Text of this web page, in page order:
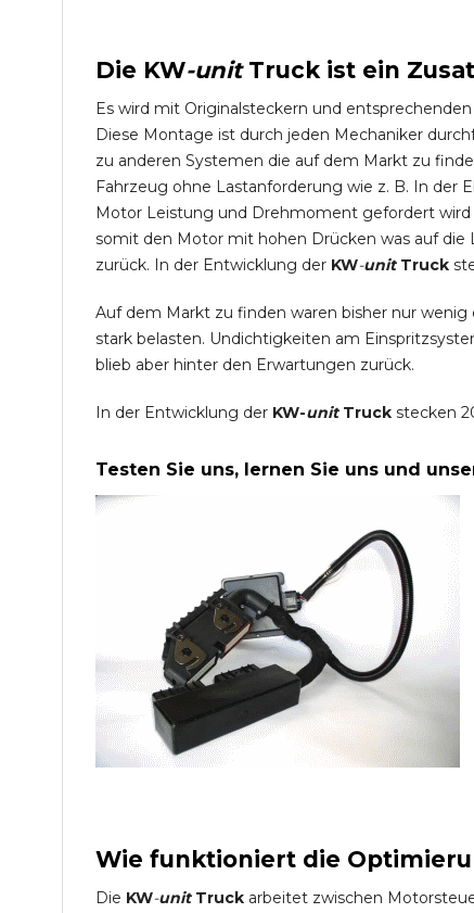
Die KW-unit Truckist ein
Es wird mit Originalsteckern und entsprechenden
Diese Montage ist durch jeden Mechaniker
zu anderen Systemen die auf dem Markt zu
Fahrzeug ohne Lastanforderung wie z. B. In der
Motor Leistung und Drehmoment gefordert
somit den Motor mit hohen Drücken was auf die
zurück. In der Entwicklung der KW-unit Truck
Auf dem Markt zu finden waren bisher nur
stark belasten. Undichtigkeiten am
blieb aber hinter den Erwartungen zurück.
In der Entwicklung der KW-unitTruck stecken
Testen Sie uns, lernen Sie uns und
Wie funktioniert die
Die KW-unit Truck arbeitet zwischen